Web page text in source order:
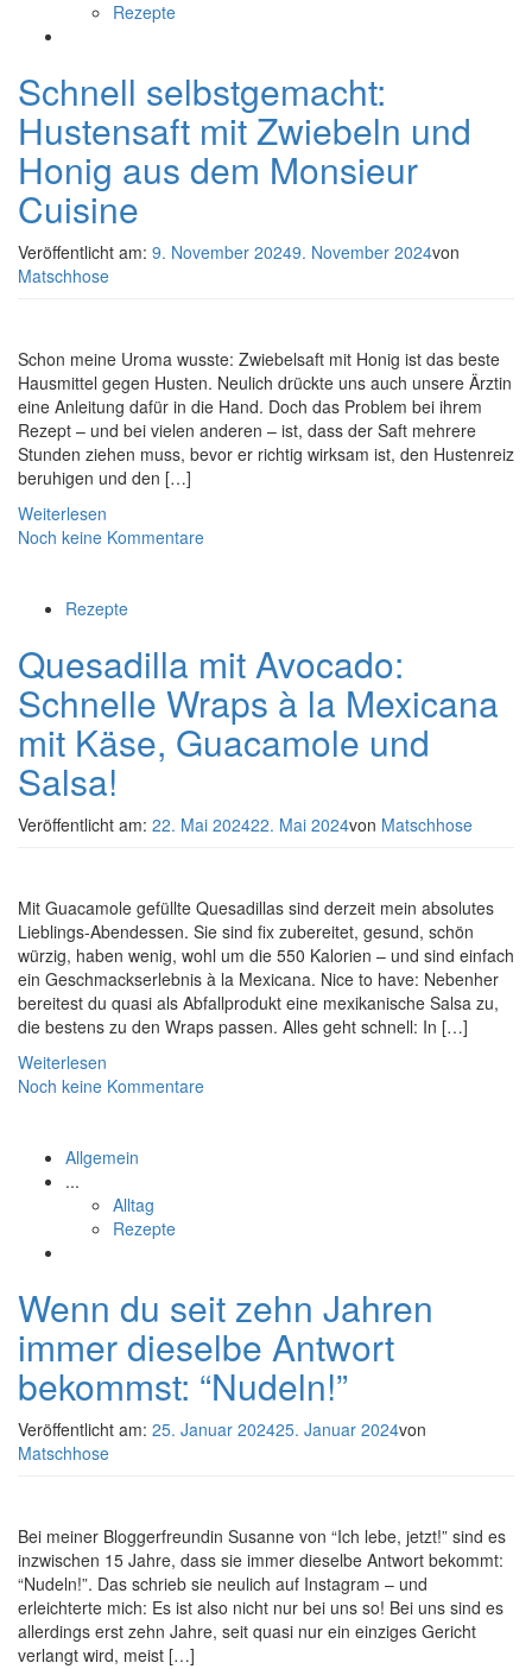
Rezepte
Schnell selbstgemacht:
Hustensaft mit Zwiebeln und
Honig aus dem Monsieur
Cuisine
Veröffentlicht am: 9. November 20249. November 2024von
Matschhose
Schon meine Uroma wusste: Zwiebelsaft mit Honig ist das beste
Hausmittel gegen Husten. Neulich drückte uns auch unsere Ärztin
eine Anleitung dafür in die Hand. Doch das Problem bei ihrem
Rezept – und bei vielen anderen – ist, dass der Saft mehrere
Stunden ziehen muss, bevor er richtig wirksam ist, den Hustenreiz
beruhigen und den […]
Weiterlesen
Noch keine Kommentare
Rezepte
Quesadilla mit Avocado:
Schnelle Wraps à la Mexicana
mit Käse, Guacamole und
Salsa!
Veröffentlicht am: 22. Mai 202422. Mai 2024von Matschhose
Mit Guacamole gefüllte Quesadillas sind derzeit mein absolutes
Lieblings-Abendessen. Sie sind fix zubereitet, gesund, schön
würzig, haben wenig, wohl um die 550 Kalorien – und sind einfach
ein Geschmackserlebnis à la Mexicana. Nice to have: Nebenher
bereitest du quasi als Abfallprodukt eine mexikanische Salsa zu,
die bestens zu den Wraps passen. Alles geht schnell: In […]
Weiterlesen
Noch keine Kommentare
Allgemein
...
Alltag
Rezepte
Wenn du seit zehn Jahren
immer dieselbe Antwort
bekommst: “Nudeln!”
Veröffentlicht am: 25. Januar 202425. Januar 2024von
Matschhose
Bei meiner Bloggerfreundin Susanne von “Ich lebe, jetzt!” sind es
inzwischen 15 Jahre, dass sie immer dieselbe Antwort bekommt:
“Nudeln!”. Das schrieb sie neulich auf Instagram – und
erleichterte mich: Es ist also nicht nur bei uns so! Bei uns sind es
allerdings erst zehn Jahre, seit quasi nur ein einziges Gericht
verlangt wird, meist […]